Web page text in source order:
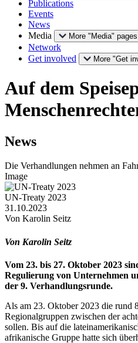
Publications
Events
News
Media
More "Media" pages
Network
Get involved
More "Get
Auf dem
News
Die Verhandlungen nehmen an
Image
UN-Treaty 2023
31.10.2023
Von Karolin Seitz
Von Karolin Seitz
Vom 23. bis 27. Oktober 2023
Regulierung von Unternehmen
der 9. Verhandlungsrunde.
Als am 23. Oktober 2023 die rund
Regionalgruppen zwischen der
sollen. Bis auf die
afrikanische Gruppe hatte sich